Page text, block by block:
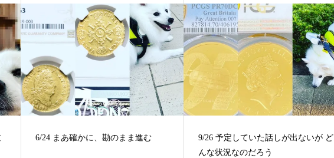
6/24 まあ確かに、勘のまま進む
9/26 予定していた話しが出ないが ど
んな状況なのだろう